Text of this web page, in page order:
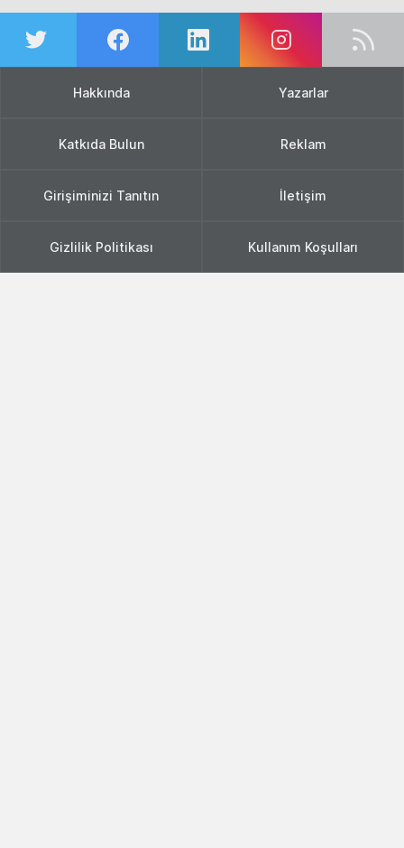
Hakkında Yazarlar
Katkıda Bulun Reklam
Girişiminizi Tanıtın İletişim
Gizlilik Politikası Kullanım Koşulları